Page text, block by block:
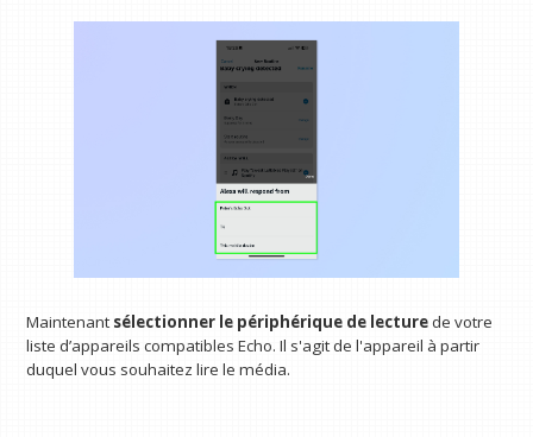
Maintenant sélectionner le périphérique de lecturede votre
liste d’appareils compatibles Echo. Il s'agit de l'appareil à partir
duquel vous souhaitez lire le média.